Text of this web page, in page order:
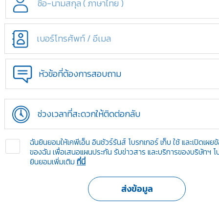
หัวข้อที่ต้องการสอบถาม
ช่วงเวลาที่สะดวกให้ติดต่อกลับ
ฉันยินยอมให้เคพีเอ็น อินชัวร์รันส์ โบรกเกอร์ เก็บ ใช้ และเปิดเผ
ของฉัน เพื่อเสนอแผนประกัน รับข่าวสาร และบริการของบริษัทฯ
ยินยอมเพิ่มเติมที่นี่